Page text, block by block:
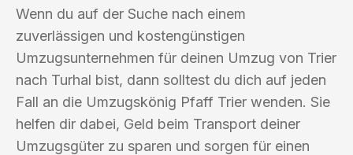
Wenn du auf der Suche nach einem
zuverlässigen und kostengünstigen
Umzugsunternehmen für deinen Umzug von Trier
nach Turhal bist, dann solltest du dich auf jeden
Fall an die Umzugskönig Pfaff Trier wenden. Sie
helfen dir dabei, Geld beim Transport deiner
Umzugsgüter zu sparen und sorgen für einen